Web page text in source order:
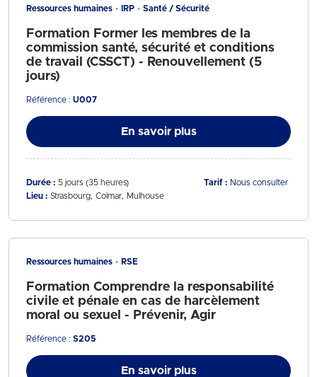
Ressources humaines IRP Santé / Sécurité
Formation Former les membres de la
commission santé, sécurité et conditions
de travail (CSSCT) - Renouvellement (5
jours)
Référence : U007
En savoir plus
Durée : 5 jours (35 heures) Tarif : Nous consulter
Lieu : Strasbourg Colmar Mulhouse
Ressources humaines RSE
Formation Comprendre la responsabilité
civile et pénale en cas de harcèlement
moral ou sexuel - Prévenir, Agir
Référence : S205
En savoir plus